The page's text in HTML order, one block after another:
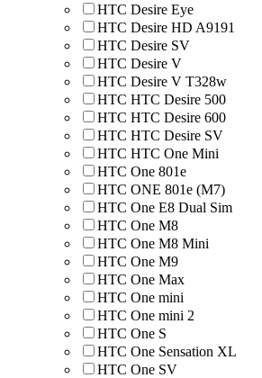
HTC Desire Eye
HTC Desire HD A9191
HTC Desire SV
HTC Desire V
HTC Desire V T328w
HTC HTC Desire 500
HTC HTC Desire 600
HTC HTC Desire SV
HTC HTC One Mini
HTC One 801e
HTC ONE 801e (M7)
HTC One E8 Dual Sim
HTC One M8
HTC One M8 Mini
HTC One M9
HTC One Max
HTC One mini
HTC One mini 2
HTC One S
HTC One Sensation XL
HTC One SV